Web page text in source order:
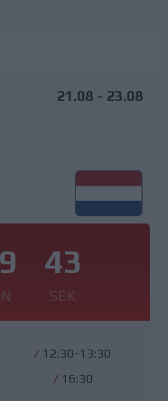
21.08 - 23.08
42
SEK
/ 12:30-13:30
/ 16:30